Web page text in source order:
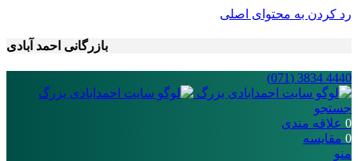
رد کردن به محتوای اصلی
بازرگانی احمد آبادی
4440 3834 (071)
جستجو
0 علاقه مندی
0 مقایسه
منو